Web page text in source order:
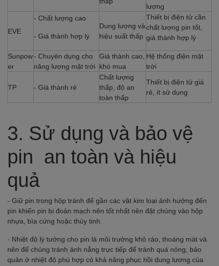
lượng
EVE
- Chất lượng cao
- Giá thành hợp lý
Dung lượng và
hiệu suất thấp
Thiết bị điện tử cần
chất lượng pin tốt,
giá thành hợp lý
Sunpow
er
- Chuyên dụng cho
năng lượng mặt trời
Giá thành cao,
khó mua
Hệ thống điện mặt
trời
TP - Giá thành rẻ
Chất lượng
thấp, độ an
toàn thấp
Thiết bị điện tử giá
rẻ, ít sử dụng
3. Sử dụng và bảo vệ
pin an toàn và hiệu
quả
- Giữ pin trong hộp tránh để gần các vật kim loại ảnh hưởng đến
pin khiến pin bị đoản mạch nên tốt nhất nên đặt chúng vào hộp
nhựa, bìa cứng hoặc thủy tinh.
- Nhiệt độ lý tưởng cho pin là môi trường khô ráo, thoáng mát và
nên để chúng tránh ánh nắng trực tiếp để tránh quá nóng, bảo
quản ở nhiệt độ phù hợp có khả năng phục hồi dung lương của